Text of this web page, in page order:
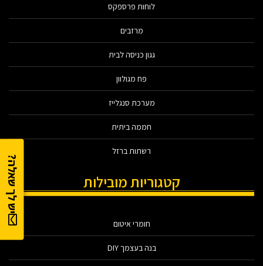
יש לך שאלה?
לוחות פרספקס
מרזבים
גגון כניסה לבית
פח מגולוון
מערכת סנגלייז
חממה ביתית
רשתות ברזל
קטגוריות מובילות
חומרי איטום
בנה בעצמך DIY